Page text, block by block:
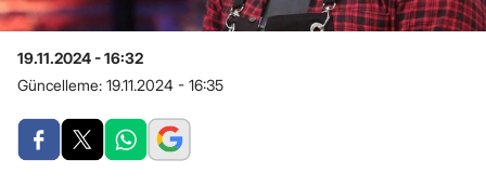
19.11.2024 - 16:32
Güncelleme: 19.11.2024 - 16:35